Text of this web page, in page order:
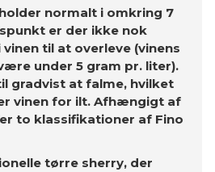
normalt i omkring 7
er der ikke nok
til at overleve (vinens
under 5 gram pr. liter).
gradvist at falme, hvilket
vinen for ilt. Afhængigt af
to klassifikationer af Fino
tørre sherry, der